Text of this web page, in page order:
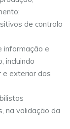
de controlo
informação e
incluindo
e exterior dos
na validação da